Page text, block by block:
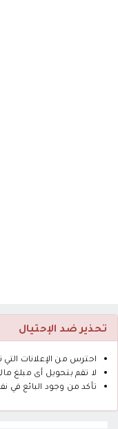
تحذير ضد الإحتيال
احترس من الإعلانات التي
لا تقم بتحويل أى مبلغ
تأكد من وجود البائع في